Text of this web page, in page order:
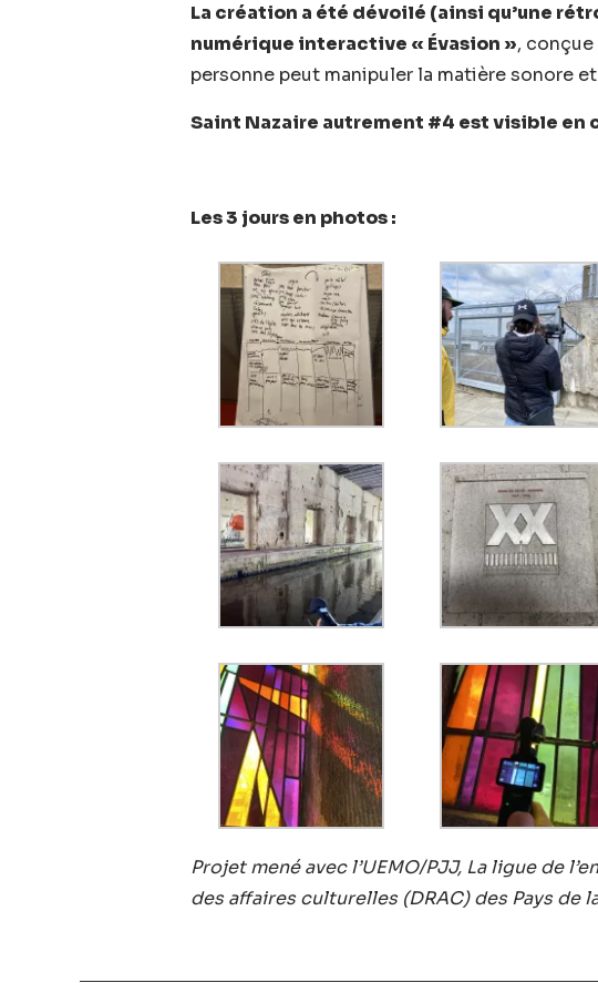
La création a été dévoilé (ainsi qu’une
numérique interactive « Évasion », conçue
personne peut manipuler la matière sonore
Saint Nazaire autrement #4 est visible en
Les 3 jours en photos :
Projet mené avec l’UEMO/PJJ, La ligue de
des affaires culturelles (DRAC) des Pays de